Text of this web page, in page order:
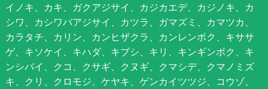
イノキ、カキ、ガクアジサイ、カジカエデ、カジノキ、カ
シワ、カシワバアジサイ、カツラ、ガマズミ、カマツカ、
カラタチ、カリン、カンヒザクラ、カンレンボク、キササ
ゲ、キソケイ、キハダ、キブシ、キリ、キンギンボク、キ
ンシバイ、クコ、クサギ、クヌギ、クマシデ、クマノミズ
キ、クリ、クロモジ、ケヤキ、ゲンカイツツジ、コウゾ、